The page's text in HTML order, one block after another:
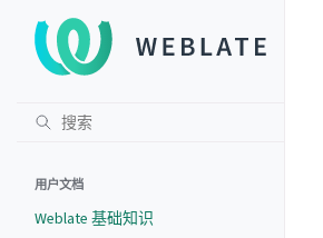
用户文档
Weblate 基础知识